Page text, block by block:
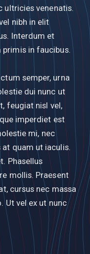
ultricies venenatis.
nibh in elit
Interdum et
primis in faucibus.
semper, urna
dui nunc ut
feugiat nisl vel,
imperdiet est
mi, nec
quam ut iaculis.
Phasellus
mollis. Praesent
cursus nec massa
Ut vel ex ut nunc